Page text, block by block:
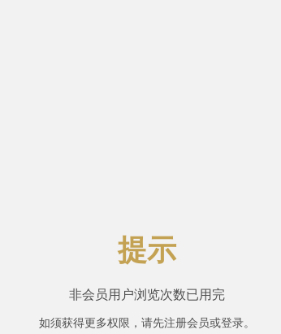
提示
非会员用户浏览次数已用完
如须获得更多权限，请先注册会员或登录。